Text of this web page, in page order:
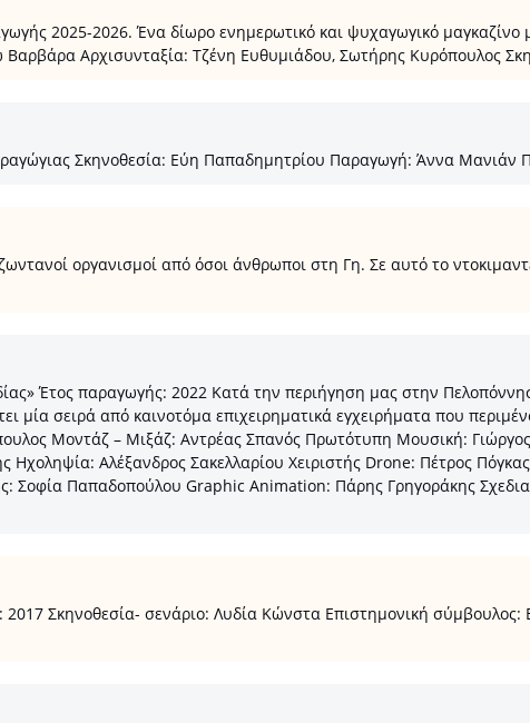
2025-2026. Ένα δίωρο ενημερωτικό και ψυχαγωγικό μαγκαζίνο
Βαρβάρα Αρχισυνταξία: Τζένη Ευθυμιάδου, Σωτήρης Κυρόπουλος
Σκηνοθεσία: Εύη Παπαδημητρίου Παραγωγή: Άννα Μανιάν
οργανισμοί από όσοι άνθρωποι στη Γη. Σε αυτό το
Έτος παραγωγής: 2022 Κατά την περιήγηση μας στην
μία σειρά από καινοτόμα επιχειρηματικά εγχειρήματα που
Μοντάζ – Μιξάζ: Αντρέας Σπανός Πρωτότυπη Μουσική: Γιώργος
Ηχοληψία: Αλέξανδρος Σακελλαρίου Χειριστής Drone: Πέτρος
Σοφία Παπαδοπούλου Graphic Animation: Πάρης Γρηγοράκης
Σκηνοθεσία- σενάριο: Λυδία Κώνστα Επιστημονική